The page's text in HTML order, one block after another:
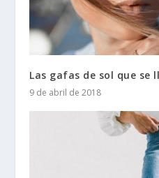
Las gafas de sol que se
9 de abril de 2018